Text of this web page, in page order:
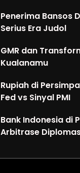
Penerima Bansos
Serius Era Judol
GMR dan
Kualanamu
Rupiah di
Fed vs Sinyal PMI
Bank Indonesia di
Arbitrase